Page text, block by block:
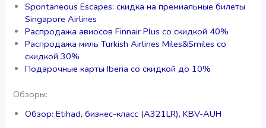
Spontaneous Escapes: скидка на премиальные билеты
Singapore Airlines
Распродажа авиосов Finnair Plus со скидкой 40%
Распродажа миль Turkish Airlines Miles&Smiles со
скидкой 30%
Подарочные карты Iberia со скидкой до 10%
Обзоры:
Обзор: Etihad, бизнес-класс (A321LR), KBV-AUH